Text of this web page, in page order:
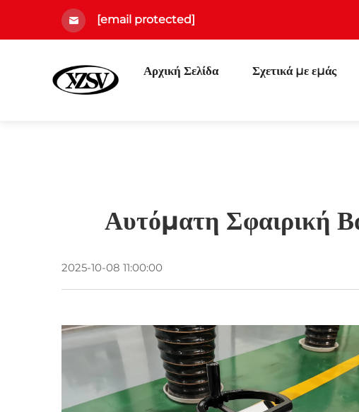
[email protected]
Αρχική Σελίδα Σχετικά με εμάς
Αυτόματη Σφαιρική
2025-10-08 11:00:00